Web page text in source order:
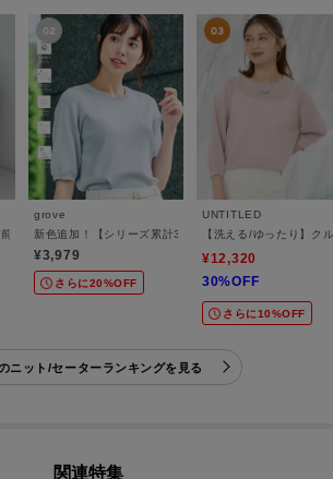
後2WAYフレンチスリーブニット
grove
新色追加！【シリーズ累計36万枚/UVカット・ひんや
¥3,979
さらに20%OFF
UNTITLED
【洗える/ゆったり】ク
¥12,320
30%OFF
さらに10%OFF
ニット/セーターランキングを見る
関連特集